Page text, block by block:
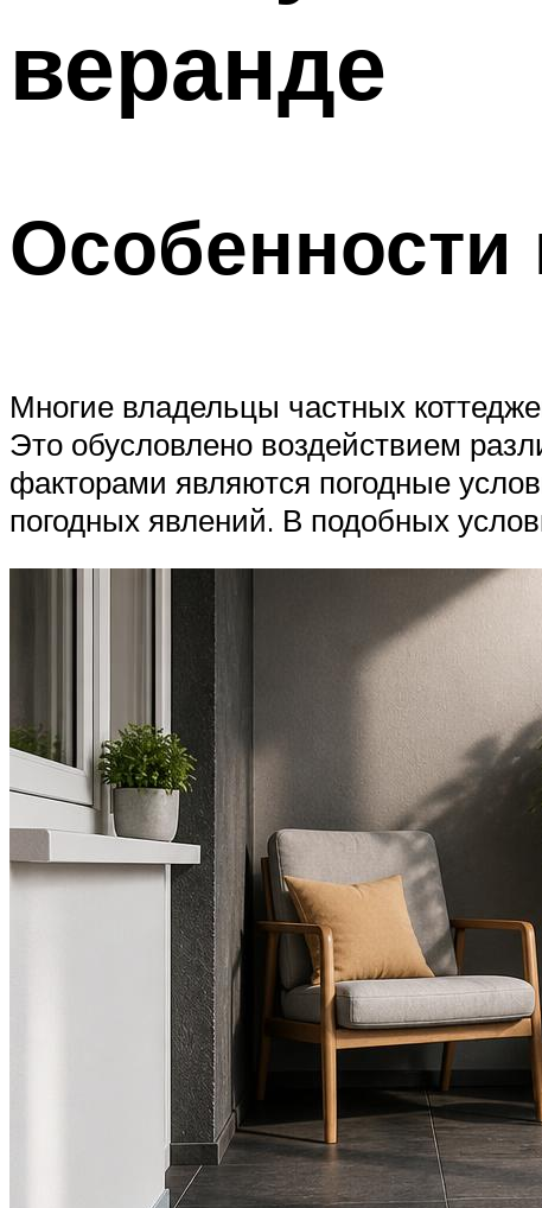
веранде
Особенности
Многие владельцы частных
Это обусловлено воздействием
факторами являются погодные
погодных явлений. В подобных